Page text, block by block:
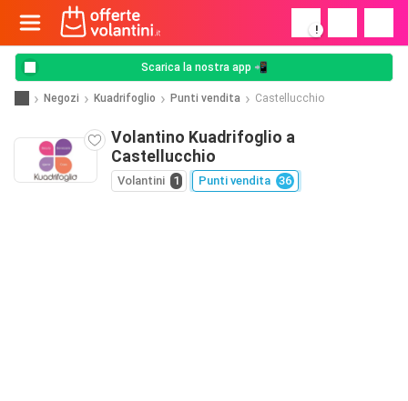
!
Scarica la nostra app 📲
Negozi Kuadrifoglio Punti vendita Castellucchio
Volantino Kuadrifoglio a
Castellucchio
Volantini 1 Punti vendita 36